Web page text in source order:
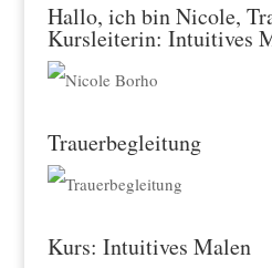
Hallo, ich bin Nicole,
Kursleiterin: Intuitives
Trauerbegleitung
Kurs: Intuitives Malen